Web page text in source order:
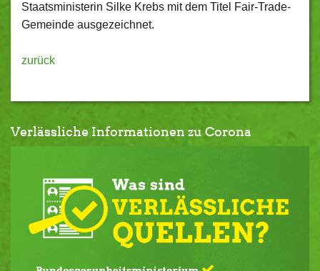
Staatsministerin Silke Krebs mit dem Titel Fair-Trade-
Gemeinde ausgezeichnet.
zurück
Verlässliche Informationen zu Corona